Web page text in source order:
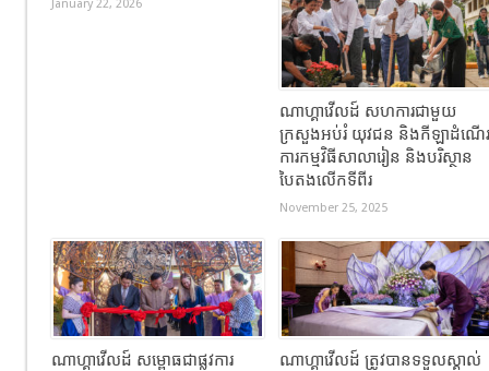
January 22, 2026
ណាហ្គាវើលដ៍ សហការជាមួយ
ក្រសួងអប់រំ យុវជន និងកីឡាដំណើរ
ការកម្មវិធីសាលារៀន និងបរិស្ថាន
បៃតងលើកទីពីរ
November 25, 2025
ណាហ្គាវើលដ៍ សម្ពោធជាផ្លូវការ ណាហ្គាវើលដ៍ ត្រូវបានទទួលស្គាល់